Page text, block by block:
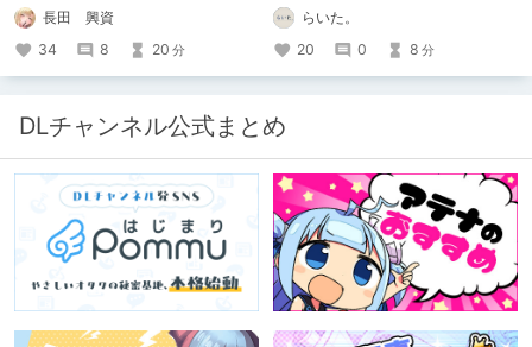
長田 興資
34
8 20 分
た。のエチエチ体験談#2【逆アナ
ル】 らいた。
20
0 8 分
DLチャンネル公式まとめ